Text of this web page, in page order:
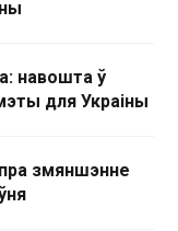
навошта ў
для Украіны
змяншэнне